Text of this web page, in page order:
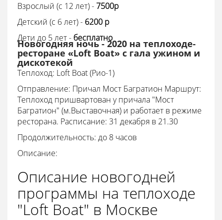
Взрослый (с 12 лет) -7500p
Детский (с 6 лет) - 6200 p
Дети до 5 лет - бесплатно
Новогодняя ночь - 2020 на теплоходе-
ресторане «Loft Boat» с гала ужином и
дискотекой
Теплоход: Loft Boat (Рио-1)
Отправление: Причал Мост Багратион Маршрут:
Теплоход пришвартован у причала "Мост
Багратион" (м.Выставочная) и работает в режиме
ресторана. Расписание: 31 декабря в 21.30
Продолжительность: до 8 часов
Описание:
Описание новогодней
программы на теплоходе
"Loft Boat" в Москве